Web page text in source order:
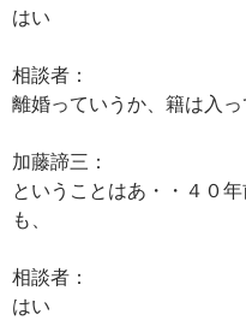
はい
相談者：
離婚っていうか、籍は入
加藤諦三：
ということはあ・・４０
も、
相談者：
はい